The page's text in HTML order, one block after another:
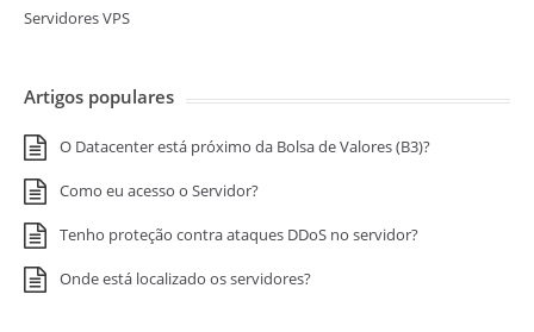
Servidores VPS
Artigos populares
O Datacenter está próximo da Bolsa de Valores (B3)?
Como eu acesso o Servidor?
Tenho proteção contra ataques DDoS no servidor?
Onde está localizado os servidores?